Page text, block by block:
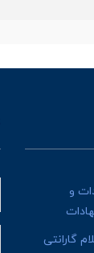
و
گارانتی